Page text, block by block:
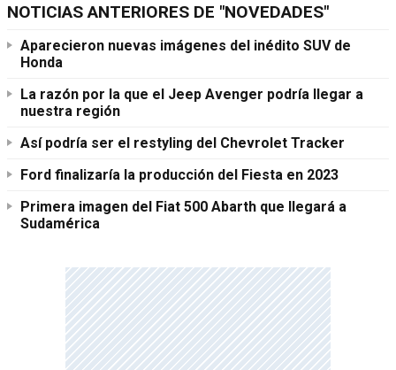
NOTICIAS ANTERIORES DE "NOVEDADES"
Aparecieron nuevas imágenes del inédito SUV de
Honda
La razón por la que el Jeep Avenger podría llegar a
nuestra región
Así podría ser el restyling del Chevrolet Tracker
Ford finalizaría la producción del Fiesta en 2023
Primera imagen del Fiat 500 Abarth que llegará a
Sudamérica